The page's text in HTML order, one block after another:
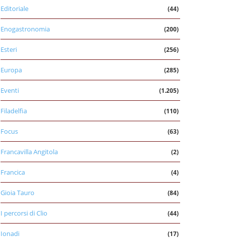
Editoriale (44)
Enogastronomia (200)
Esteri (256)
Europa (285)
Eventi (1.205)
Filadelfia (110)
Focus (63)
Francavilla Angitola (2)
Francica (4)
Gioia Tauro (84)
I percorsi di Clio (44)
Ionadi (17)